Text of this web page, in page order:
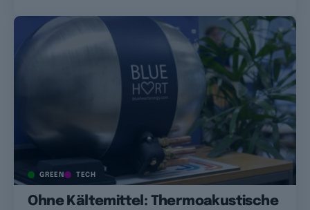
GREEN TECH
Ohne Kältemittel: Thermoakustische